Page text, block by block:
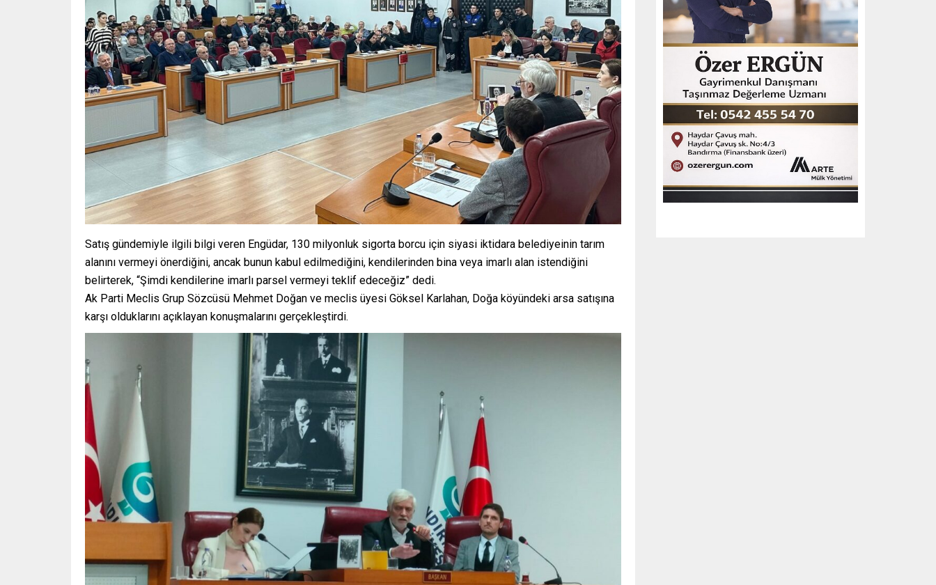
Satış gündemiyle ilgili bilgi veren Engüdar, 130 milyonluk sigorta borcu için siyasi iktidara belediyeinin tarım
alanını vermeyi önerdiğini, ancak bunun kabul edilmediğini, kendilerinden bina veya imarlı alan istendiğini
belirterek, “Şimdi kendilerine imarlı parsel vermeyi teklif edeceğiz” dedi.
Ak Parti Meclis Grup Sözcüsü Mehmet Doğan ve meclis üyesi Göksel Karlahan, Doğa köyündeki arsa satışına
karşı olduklarını açıklayan konuşmalarını gerçekleştirdi.